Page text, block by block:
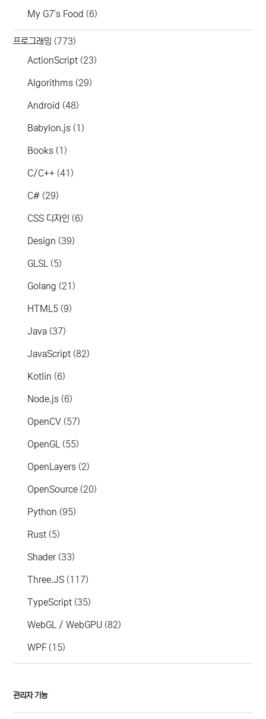
My G7's Food (6)
프로그래밍 (773)
ActionScript (23)
Algorithms (29)
Android (48)
Babylon.js (1)
Books (1)
C/C++ (41)
C# (29)
CSS 디자인 (6)
Design (39)
GLSL (5)
Golang (21)
HTML5 (9)
Java (37)
JavaScript (82)
Kotlin (6)
Node.js (6)
OpenCV (57)
OpenGL (55)
OpenLayers (2)
OpenSource (20)
Python (95)
Rust (5)
Shader(33)
Three.JS (117)
TypeScript (35)
WebGL / WebGPU (82)
WPF (15)
관리자 기능